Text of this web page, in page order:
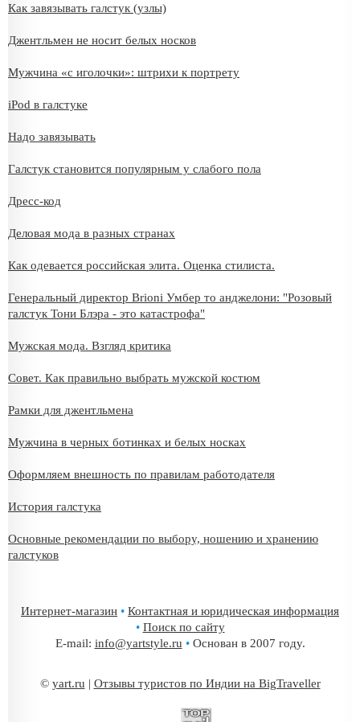
Как завязывать галстук (узлы)
Джентльмен не носит белых носков
Мужчина «с иголочки»: штрихи к портрету
iPod в галстуке
Надо завязывать
Галстук становится популярным у слабого пола
Дресс-код
Деловая мода в разных странах
Как одевается российская элита. Оценка стилиста.
Генеральный директор Brioni Умбер то анджелони: "Розовый
галстук Тони Блэра - это катастрофа"
Мужская мода. Взгляд критика
Совет. Как правильно выбрать мужской костюм
Рамки для джентльмена
Мужчина в черных ботинках и белых носках
Оформляем внешность по правилам работодателя
История галстука
Основные рекомендации по выбору, ношению и хранению
галстуков
Интернет-магазин • Контактная и юридическая информация
• Поиск по сайту
E-mail: info@yartstyle.ru •Основан в 2007 году.
© yart.ru | Отзывы туристов по Индии на BigTraveller